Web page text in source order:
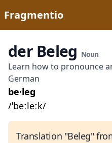
Fragmentio
der Beleg Noun
Learn how to pronounce
German
be·leg
/ˈbeːleːk/
Translation "Beleg"